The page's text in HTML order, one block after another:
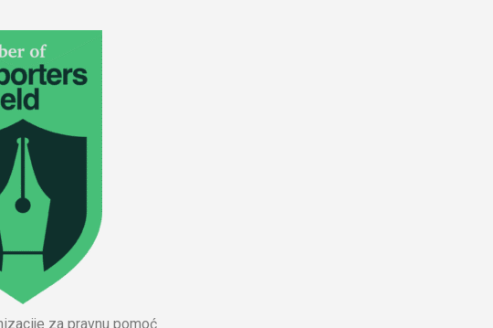
za pravnu pomoć